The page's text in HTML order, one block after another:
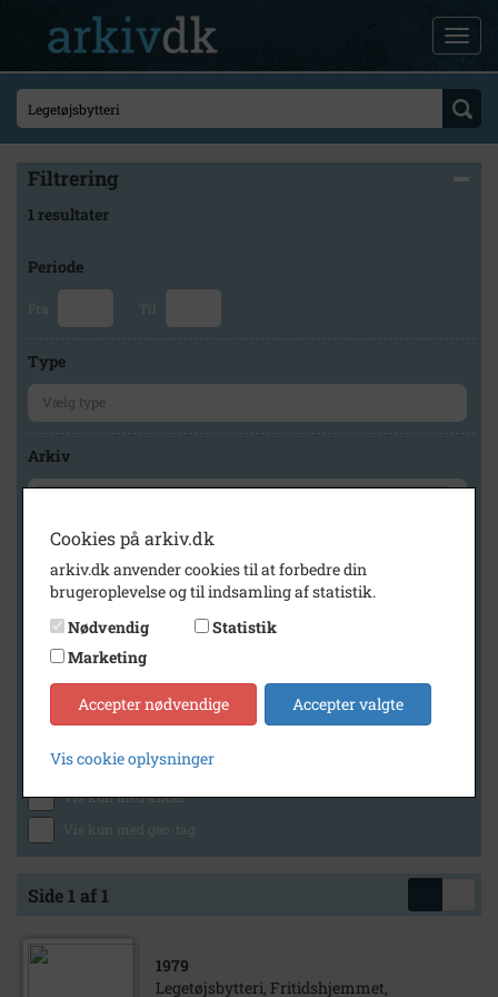
Filtrering
1 resultater
Periode
Fra Til
Type
Arkiv
Geografi
Generelt
Vis kun med billeder
Vis kun med lydklip
Vis kun med kilder
Vis kun med geo-tag
Side 1 af 1
1979
Legetøjsbytteri, Fritidshjemmet,
Cookies på arkiv.dk
arkiv.dk anvender cookies til at forbedre din
brugeroplevelse og til indsamling af statistik.
Nødvendig
Statistik
Marketing
Accepter nødvendige Accepter valgte
Vis cookie oplysninger